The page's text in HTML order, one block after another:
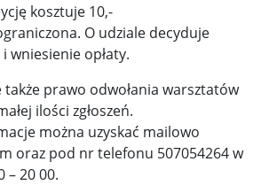
kosztuje 10,-
O udziale decyduje
wniesienie opłaty.
prawo odwołania warsztatów
ilości zgłoszeń.
można uzyskać mailowo
oraz pod nr telefonu 507054264 w
– 20 00.